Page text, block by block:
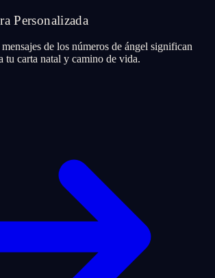
Personalizada
de los números de ángel significan
tu carta natal y camino de vida.